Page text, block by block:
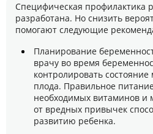
Специфическая профилактика
разработана. Но снизить
помогают следующие
Планирование
врачу во время
контролировать
плода. Правильное
необходимых витаминов и
от вредных привычек
развитию ребенка.